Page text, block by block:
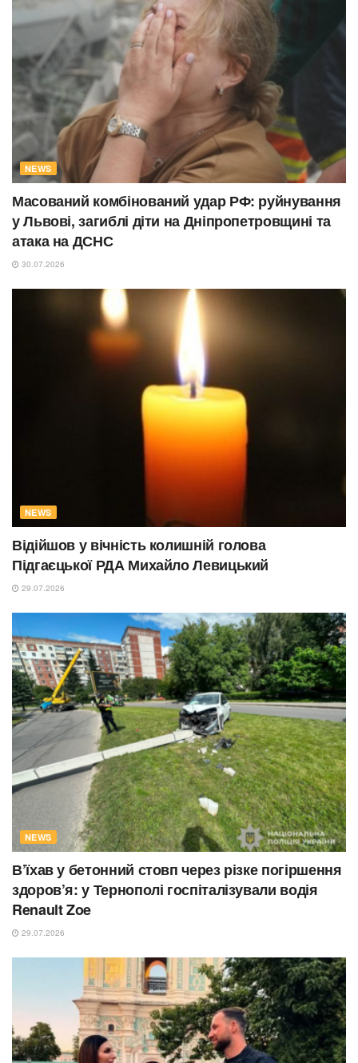
NEWS
Масований комбінований удар РФ: руйнування
у Львові, загиблі діти на Дніпропетровщині та
атака на ДСНС
30.07.2026
NEWS
Відійшов у вічність колишній голова
Підгаєцької РДА Михайло Левицький
29.07.2026
NEWS
В’їхав у бетонний стовп через різке погіршення
здоров’я: у Тернополі госпіталізували водія
Renault Zoe
29.07.2026